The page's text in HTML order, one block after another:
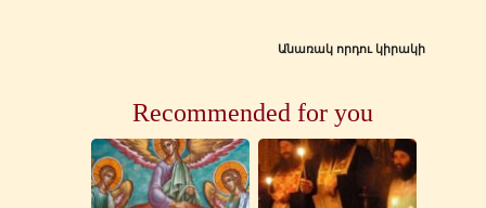
Անառակ որդու կիրակի
Recommended for you